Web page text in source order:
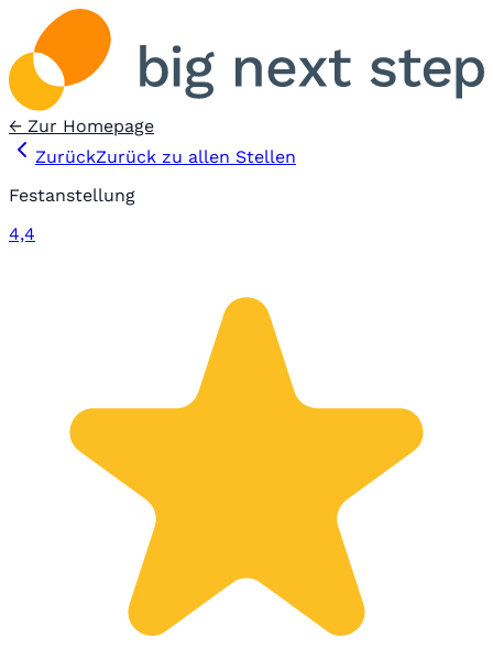
← Zur Homepage
ZurückZurück zu allen Stellen
Festanstellung
4,4